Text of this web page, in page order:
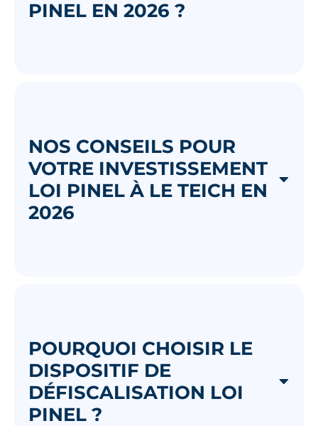
PINEL EN 2026 ?
NOS CONSEILS POUR
VOTRE INVESTISSEMENT
LOI PINEL À LE TEICH EN
2026
POURQUOI CHOISIR LE
DISPOSITIF DE
DÉFISCALISATION LOI
PINEL ?